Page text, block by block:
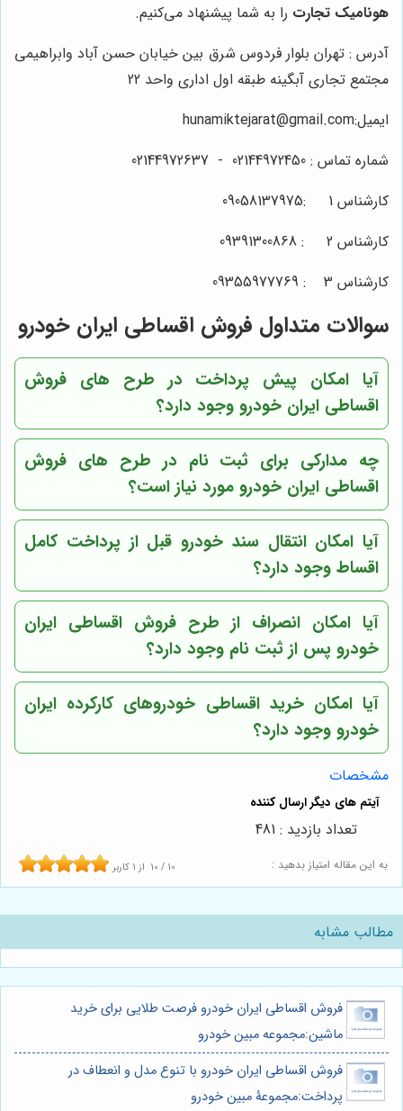
هونامیک تجارت را به شما پیشنهاد می‌کنیم.
آدرس : تهران بلوار فردوس شرق بین خیابان حسن آباد وابراهیمی
مجتمع تجاری آبگینه طبقه اول اداری واحد 22
ایمیل:hunamiktejarat@gmail.com
شماره تماس : 02144972450
-
02144972637
کارشناس 1 :09058137975
کارشناس 2 :
09391300868
کارشناس 3 :
09355977769
سوالات متداول فروش اقساطی ایران خودرو
آیا امکان پیش پرداخت در طرح های فروش
اقساطی ایران خودرو وجود دارد؟
چه مدارکی برای ثبت نام در طرح های فروش
اقساطی ایران خودرو مورد نیاز است؟
آیا امکان انتقال سند خودرو قبل از پرداخت کامل
اقساط وجود دارد؟
آیا امکان انصراف از طرح فروش اقساطی ایران
خودرو پس از ثبت نام وجود دارد؟
آیا امکان خرید اقساطی خودروهای کارکرده ایران
خودرو وجود دارد؟
مشخصات
به این مقاله امتیاز بدهید : 10 / 10 از 1 کاربر
تعداد بازدید : 481
مطالب مشابه
فروش اقساطی ایران خودرو فرصت طلایی برای خرید
ماشین:مجموعه مبین خودرو
فروش اقساطی ایران خودرو با تنوع مدل و انعطاف در
پرداخت:مجموعۀ مبین خودرو